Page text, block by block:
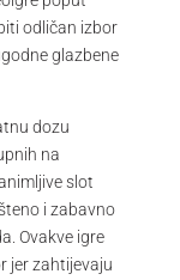
odličan izbor
glazbene
dozu
na
slot
i zabavno
Ovakve igre
jer zahtijevaju